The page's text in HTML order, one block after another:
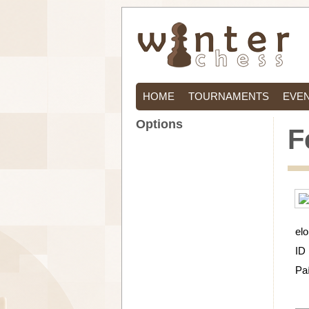
HOME TOURNAMENTS
elo
Options